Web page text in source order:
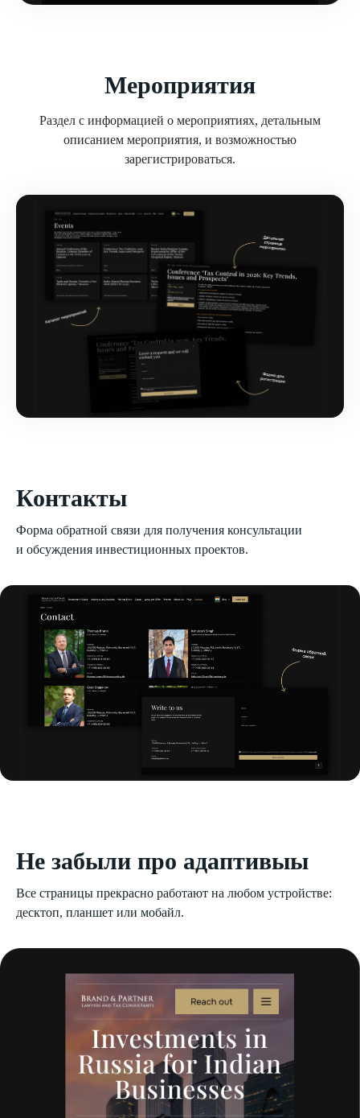
Мероприятия
Раздел с информацией о мероприятиях, детальным
описанием мероприятия, и возможностью
зарегистрироваться.
Контакты
Форма обратной связи для получения консультации
и обсуждения инвестиционных проектов.
Не забыли про адаптивыы
Все страницы прекрасно работают на любом устройстве:
десктоп, планшет или мобайл.